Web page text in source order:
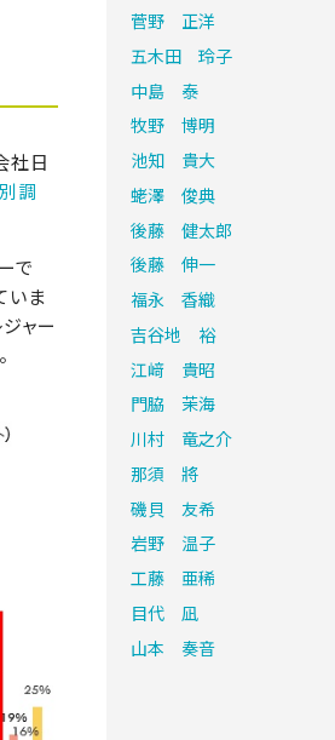
社日
調
で
いま
ャー
菅野 正洋
五木田 玲子
中島 泰
牧野 博明
池知 貴大
蛯澤 俊典
後藤 健太郎
後藤 伸一
福永 香織
吉谷地 裕
江﨑 貴昭
門脇 茉海
川村 竜之介
那須 將
磯貝 友希
岩野 温子
工藤 亜稀
目代 凪
山本 奏音